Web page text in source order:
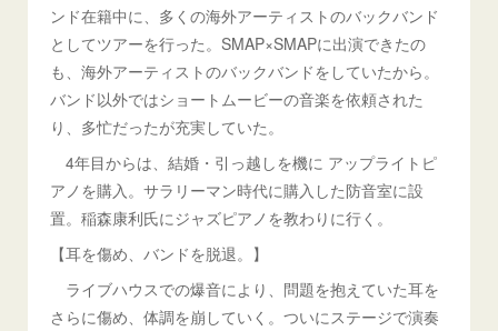
ンド在籍中に、多くの海外アーティストのバックバンド
としてツアーを行った。SMAP×SMAPに出演できたの
も、海外アーティストのバックバンドをしていたから。
バンド以外ではショートムービーの音楽を依頼された
り、多忙だったが充実していた。
4年目からは、結婚・引っ越しを機に アップライトピ
アノを購入。サラリーマン時代に購入した防音室に設
置。稲森康利氏にジャズピアノを教わりに行く。
【耳を傷め、バンドを脱退。】
ライブハウスでの爆音により、問題を抱えていた耳を
さらに傷め、体調を崩していく。ついにステージで演奏